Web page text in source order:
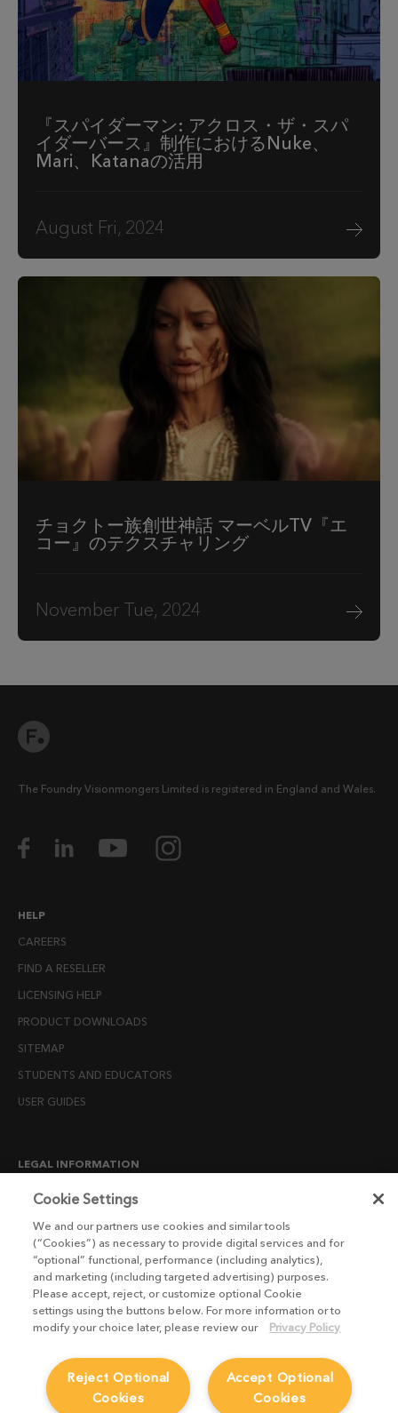
『スパイダーマン: アクロス・ザ・スパ
イダーバース』制作におけるNuke、
Mari、Katanaの活用
August Fri, 2024
チョクトー族創世神話 マーベルTV『エ
コー』のテクスチャリング
November Tue, 2024
The Foundry Visionmongers Limited is registered in England and Wales.
HELP
CAREERS
FIND A RESELLER
LICENSING HELP
PRODUCT DOWNLOADS
SITEMAP
STUDENTS AND EDUCATORS
USER GUIDES
LEGAL INFORMATION
CANDIDATE PRIVACY NOTICE
END USER LICENSE AGREEMENTS
ENVIRONMENT POLICY
ESG MISSION STATEMENT
LICENSE COMPLIANCE
MODERN SLAVERY ACT STATEMENT
PRIVACY NOTICE
Cookie Settings
We and our partners use cookies and similar tools
(“Cookies”) as necessary to provide digital services and for
“optional” functional, performance (including analytics),
and marketing (including targeted advertising) purposes.
Please accept, reject, or customize optional Cookie
settings using the buttons below. For more information or to
modify your choice later, please review our
Privacy Policy
Accept Optional
Cookies
Reject Optional
Cookies